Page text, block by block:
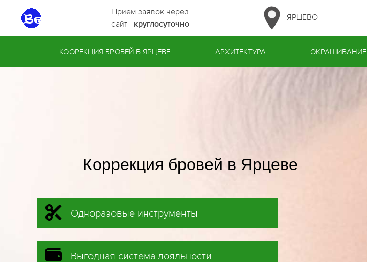
Прием заявок через
сайт - круглосуточно
ЯРЦЕВО
КООРЕКЦИЯ БРОВЕЙ В ЯРЦЕВЕ АРХИТЕКТУРА ОКРАШИВАНИЕ
Коррекция бровей в Ярцеве
Одноразовые инструменты
Выгодная система лояльности